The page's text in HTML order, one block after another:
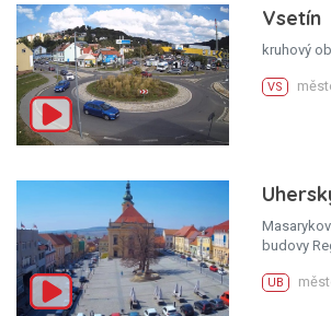
Vsetín
kruhový
VS
budovy
UB